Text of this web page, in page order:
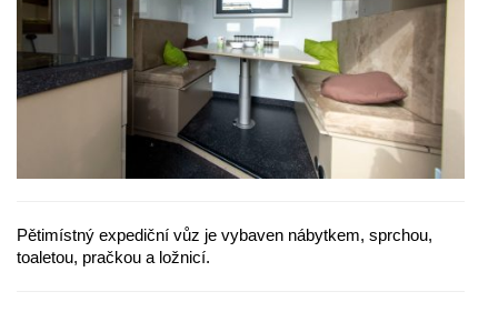
Pětimístný expediční vůz je vybaven nábytkem, sprchou,
toaletou, pračkou a ložnicí.